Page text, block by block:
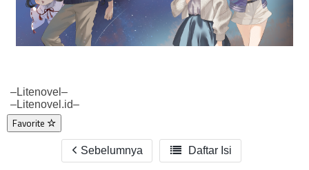
–Litenovel–
–Litenovel.id–
Favorite
Sebelumnya  Daftar Isi